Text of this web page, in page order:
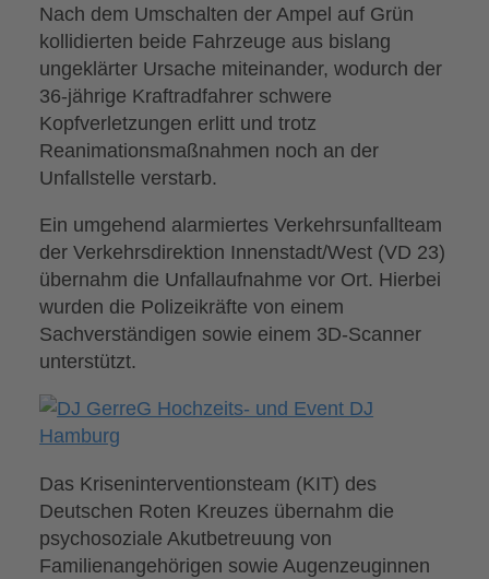
Nach dem Umschalten der Ampel auf Grün
kollidierten beide Fahrzeuge aus bislang
ungeklärter Ursache miteinander, wodurch der
36-jährige Kraftradfahrer schwere
Kopfverletzungen erlitt und trotz
Reanimationsmaßnahmen noch an der
Unfallstelle verstarb.
Ein umgehend alarmiertes Verkehrsunfallteam
der Verkehrsdirektion Innenstadt/West (VD 23)
übernahm die Unfallaufnahme vor Ort. Hierbei
wurden die Polizeikräfte von einem
Sachverständigen sowie einem 3D-Scanner
unterstützt.
Das Kriseninterventionsteam (KIT) des
Deutschen Roten Kreuzes übernahm die
psychosoziale Akutbetreuung von
Familienangehörigen sowie Augenzeuginnen